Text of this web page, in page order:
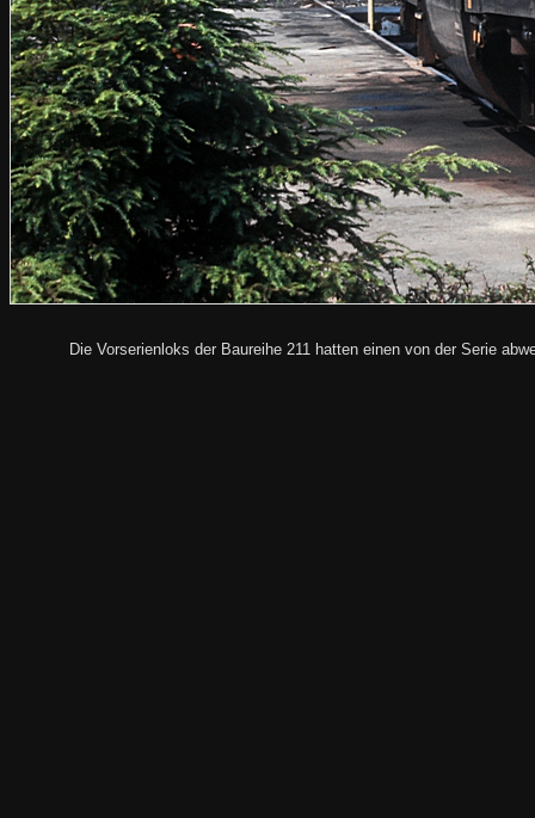
Die Vorserienloks der Baureihe 211 hatten einen von der Serie